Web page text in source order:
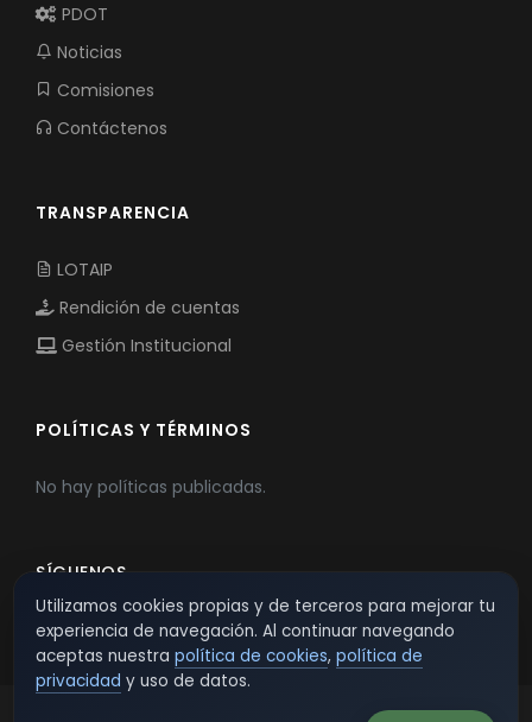
PDOT
Noticias
Comisiones
Contáctenos
TRANSPARENCIA
LOTAIP
Rendición de cuentas
Gestión Institucional
POLÍTICAS Y TÉRMINOS
No hay políticas publicadas.
SÍGUENOS
Utilizamos cookies propias y de terceros para mejorar tu
experiencia de navegación. Al continuar navegando
aceptas nuestra política de cookies, política de
privacidad y uso de datos.